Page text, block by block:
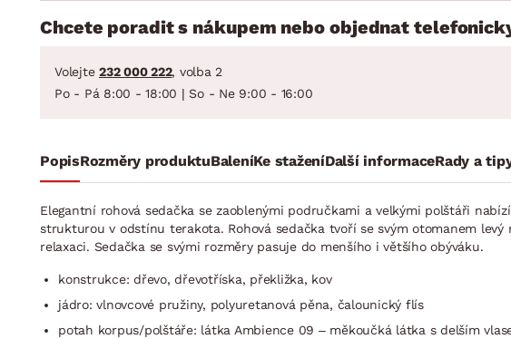
Chcete poradit s nákupem nebo objednat
Volejte 232 000 222, volba 2
Po - Pá 8:00 - 18:00 | So - Ne 9:00 - 16:00
PopisRozměry produktuBaleníKe staženíDalší informaceRady a
Elegantní rohová sedačka se zaoblenými područkami a velkými polštáři
strukturou v odstínu terakota. Rohová sedačka tvoří se svým otomanem
relaxaci. Sedačka se svými rozměry pasuje do menšího i většího obýváku.
konstrukce: dřevo, dřevotříska, překližka, kov
jádro: vlnovcové pružiny, polyuretanová pěna, čalounický flís
potah korpus/polštáře: látka Ambience 09 – měkoučká látka s delším